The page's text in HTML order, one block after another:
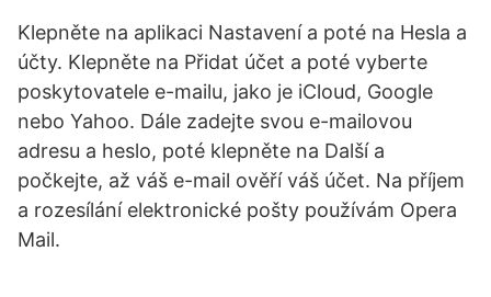
Klepněte na aplikaci Nastavení a poté na Hesla a
účty. Klepněte na Přidat účet a poté vyberte
poskytovatele e-mailu, jako je iCloud, Google
nebo Yahoo. Dále zadejte svou e-mailovou
adresu a heslo, poté klepněte na Další a
počkejte, až váš e-mail ověří váš účet. Na příjem
a rozesílání elektronické pošty používám Opera
Mail.